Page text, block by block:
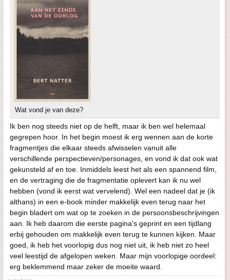
Wat vond je van deze?
Ik ben nog steeds niet op de helft, maar ik ben wel helemaal
gegrepen hoor. In het begin moest ik erg wennen aan de korte
fragmentjes die elkaar steeds afwisselen vanuit alle
verschillende perspectieven/personages, en vond ik dat ook wat
gekunsteld af en toe. Inmiddels leest het als een spannend film,
en de vertraging die de fragmentatie oplevert kan ik nu wel
hebben (vond ik eerst wat vervelend). Wel een nadeel dat je (ik
althans) in een e-book minder makkelijk even terug naar het
begin bladert om wat op te zoeken in de persoonsbeschrijvingen
aan. Ik heb daarom die eerste pagina's geprint en een tijdlang
erbij gehouden om makkelijk even terug te kunnen kijken. Maar
goed, ik heb het voorlopig dus nog niet uit, ik heb niet zo heel
veel leestijd de afgelopen weken. Maar mijn voorlopige oordeel:
erg beklemmend maar zeker de moeite waard.